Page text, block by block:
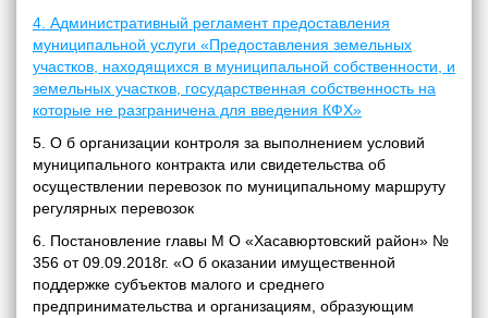
4. Административный регламент предоставления
муниципальной услуги «Предоставления земельных
участков, находящихся в муниципальной собственности, и
земельных участков, государственная собственность на
которые не разграничена для введения КФХ»
5. О б организации контроля за выполнением условий
муниципального контракта или свидетельства об
осуществлении перевозок по муниципальному маршруту
регулярных перевозок
6. Постановление главы М О «Хасавюртовский район» №
356 от 09.09.2018г. «О б оказании имущественной
поддержке субъектов малого и среднего
предпринимательства и организациям, образующим